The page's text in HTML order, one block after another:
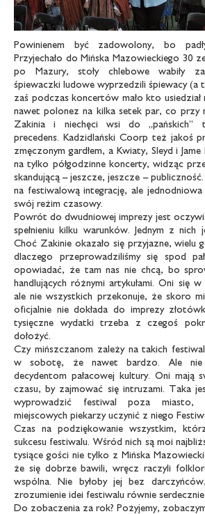
Powinienem być zadowolony, bo
Przyjechało do Mińska Mazowieckiego 30
po Mazury, stoły chlebowe wabiły
śpiewaczki ludowe wyprzedzili śpiewacy (a
zaś podczas koncertów mało kto usiedział
nawet polonez na kilka setek par, co przy
Zakinia i niechęci wsi do „pańskich”
precedens. Kadzidlański Coorp też jakoś
zmęczonym gardłem, a Kwiaty, Sleyd i Jame
na tylko półgodzinne koncerty, widząc
skandującą – jeszcze, jeszcze –
na festiwalową integrację, ale jednodniowa
swój reżim czasowy.
Powrót do dwudniowej imprezy jest
spełnieniu kilku warunków. Jednym z nich
Choć Zakinie okazało się przyjazne, wielu
dlaczego przeprowadziliśmy się spod
opowiadać, że tam nas nie chcą, bo
handlujących różnymi artykułami. Oni się
ale nie wszystkich przekonuje, że skoro
oficjalnie nie dokłada do imprezy
tysięczne wydatki trzeba z czegoś
dołożyć.
Czy mińszczanom zależy na takich
w sobotę, że nawet bardzo. Ale nie
decydentom pałacowej kultury. Oni mają
czasu, by zajmować się intruzami. Taka
wyprowadzić festiwal poza miasto,
miejscowych piekarzy uczynić z niego
Czas na podziękowanie wszystkim,
sukcesu festiwalu. Wśród nich są moi
tysiące gości nie tylko z Mińska
że się dobrze bawili, wręcz raczyli
wspólna. Nie byłoby jej bez
zrozumienie idei festiwalu równie
Do zobaczenia za rok? Pożyjemy,